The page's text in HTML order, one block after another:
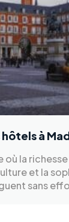
hôtels à
où la
et la
sans